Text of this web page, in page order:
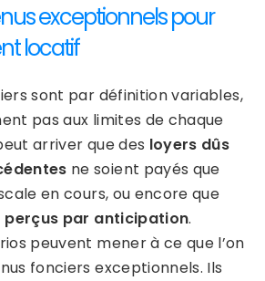
exceptionnels pour
locatif
sont par définition variables,
pas aux limites de chaque
arriver que des loyers dûs
ne soient payés que
en cours, ou encore que
perçus par anticipation.
peuvent mener à ce que l’on
fonciers exceptionnels. Ils